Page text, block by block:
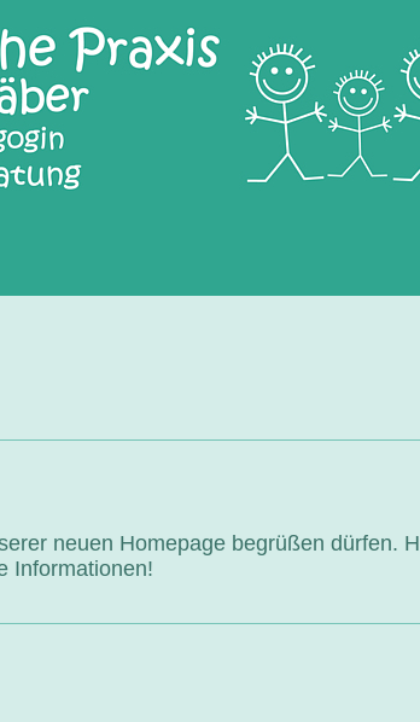
neuen Homepage begrüßen dürfen.
Informationen!